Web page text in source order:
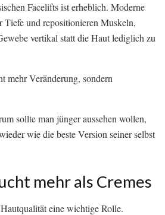
Facelifts ist erheblich. Moderne
Tiefe und repositionieren Muskeln,
vertikal statt die Haut lediglich zu
mehr Veränderung, sondern
sollte man jünger aussehen wollen,
wie die beste Version seiner selbst
mehr als Cremes
eine wichtige Rolle.